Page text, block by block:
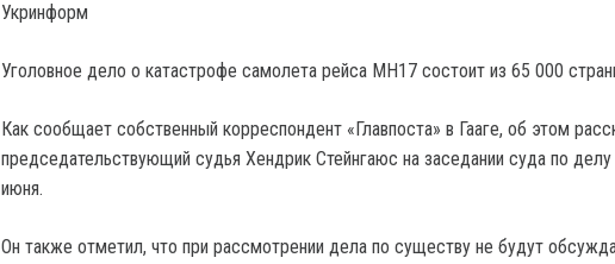
Укринформ
Уголовное дело о катастрофе самолета рейса МН17 состоит из 65 000
Как сообщает собственный корреспондент «Главпоста» в Гааге, об этом
председательствующий судья Хендрик Стейнгаюс на заседании суда по делу
июня.
Он также отметил, что при рассмотрении дела по существу не будут